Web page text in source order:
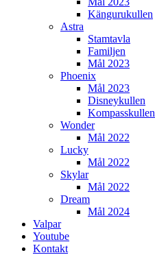
Kängurukullen
Astra
Stamtavla
Familjen
Mål 2023
Phoenix
Mål 2023
Disneykullen
Kompasskullen
Wonder
Mål 2022
Lucky
Mål 2022
Skylar
Mål 2022
Dream
Mål 2024
Valpar
Youtube
Kontakt